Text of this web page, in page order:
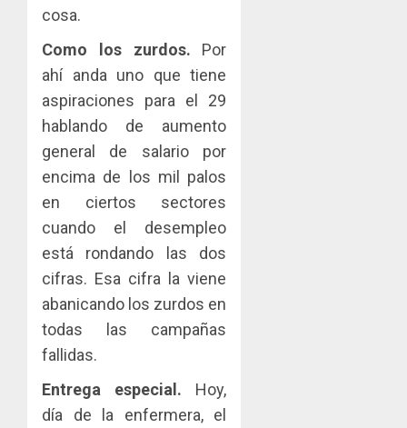
cosa.
Como los zurdos. Por
ahí anda uno que tiene
aspiraciones para el 29
hablando de aumento
general de salario por
encima de los mil palos
en ciertos sectores
cuando el desempleo
está rondando las dos
cifras. Esa cifra la viene
abanicando los zurdos en
todas las campañas
fallidas.
Entrega especial. Hoy,
día de la enfermera, el